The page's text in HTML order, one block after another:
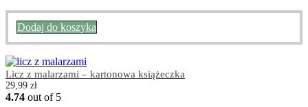
Dodaj do koszyka
Licz z malarzami – kartonowa książeczka
29,99 zł
4.74 out of 5